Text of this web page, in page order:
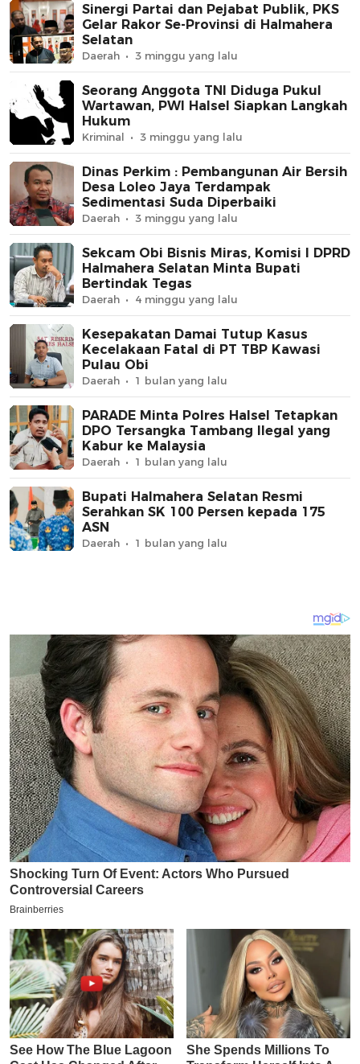
Sinergi Partai dan Pejabat Publik, PKS
Gelar Rakor Se-Provinsi di Halmahera
Selatan
Daerah 3 minggu yang lalu
Seorang Anggota TNI Diduga Pukul
Wartawan, PWI Halsel Siapkan Langkah
Hukum
Kriminal 3 minggu yang lalu
Dinas Perkim : Pembangunan Air Bersih
Desa Loleo Jaya Terdampak
Sedimentasi Suda Diperbaiki
Daerah 3 minggu yang lalu
Sekcam Obi Bisnis Miras, Komisi I DPRD
Halmahera Selatan Minta Bupati
Bertindak Tegas
Daerah 4 minggu yang lalu
Kesepakatan Damai Tutup Kasus
Kecelakaan Fatal di PT TBP Kawasi
Pulau Obi
Daerah 1 bulan yang lalu
PARADE Minta Polres Halsel Tetapkan
DPO Tersangka Tambang Ilegal yang
Kabur ke Malaysia
Daerah 1 bulan yang lalu
Bupati Halmahera Selatan Resmi
Serahkan SK 100 Persen kepada 175
ASN
Daerah 1 bulan yang lalu